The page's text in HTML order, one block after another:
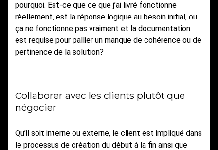
pourquoi. Est-ce que ce que j’ai livré fonctionne
réellement, est la réponse logique au besoin initial, ou
ça ne fonctionne pas vraiment et la documentation
est requise pour pallier un manque de cohérence ou de
pertinence de la solution?
Collaborer avec les clients plutôt que
négocier
Qu’il soit interne ou externe, le client est impliqué dans
le processus de création du début à la fin ainsi que